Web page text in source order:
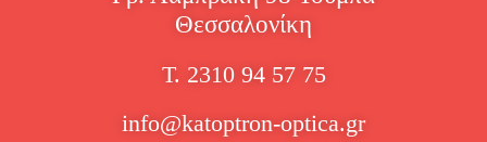
Θεσσαλονίκη
Τ. 2310 94 57 75
info@katoptron-optica.gr